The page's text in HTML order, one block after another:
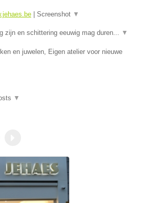
Screenshot ▼
zijn en schittering eeuwig mag duren... ▼
en juwelen, Eigen atelier voor nieuwe
▼